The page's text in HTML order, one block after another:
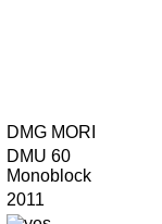
DMG MORI
DMU 60
Monoblock
2011